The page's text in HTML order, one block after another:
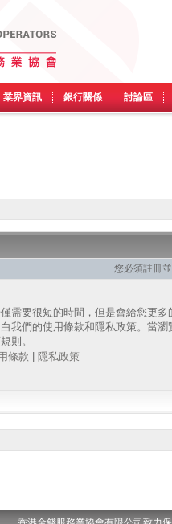
業界資訊 銀行關係 討論區
您必須註冊
需要很短的時間，但是會給您更多
我們的使用條款和隱私政策。當瀏
則。
條款
隱私政策